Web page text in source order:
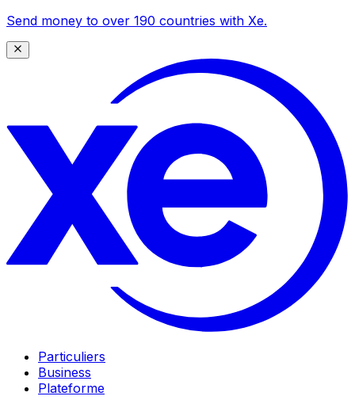
Send money to over 190 countries with Xe.
Particuliers
Business
Plateforme